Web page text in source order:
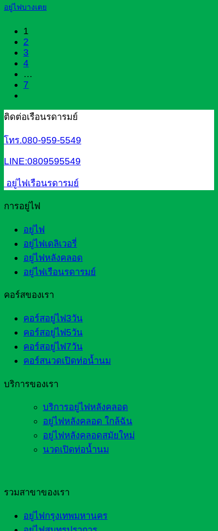
อยู่ไฟบางเตย
1
2
3
4
…
7
ติดต่อเรือนรดารมย์
โทร.080-959-5549
LINE:0809595549
อยู่ไฟเรือนรดารมย์
การอยู่ไฟ
อยู่ไฟ
อยู่ไฟเดลิเวอรี่
อยู่ไฟหลังคลอด
อยู่ไฟเรือนรดารมย์
คอร์สของเรา
คอร์สอยู่ไฟ3วัน
คอร์สอยู่ไฟ5วัน
คอร์สอยู่ไฟ7วัน
คอร์สนวดเปิดท่อน้ำนม
บริการของเรา
บริการอยู่ไฟหลังคลอด
อยู่ไฟหลังคลอด ใกล้ฉัน
อยู่ไฟหลังคลอดสมัยใหม่
นวดเปิดท่อน้ำนม
รวมสาขาของเรา
อยู่ไฟกรุงเทพมหานคร